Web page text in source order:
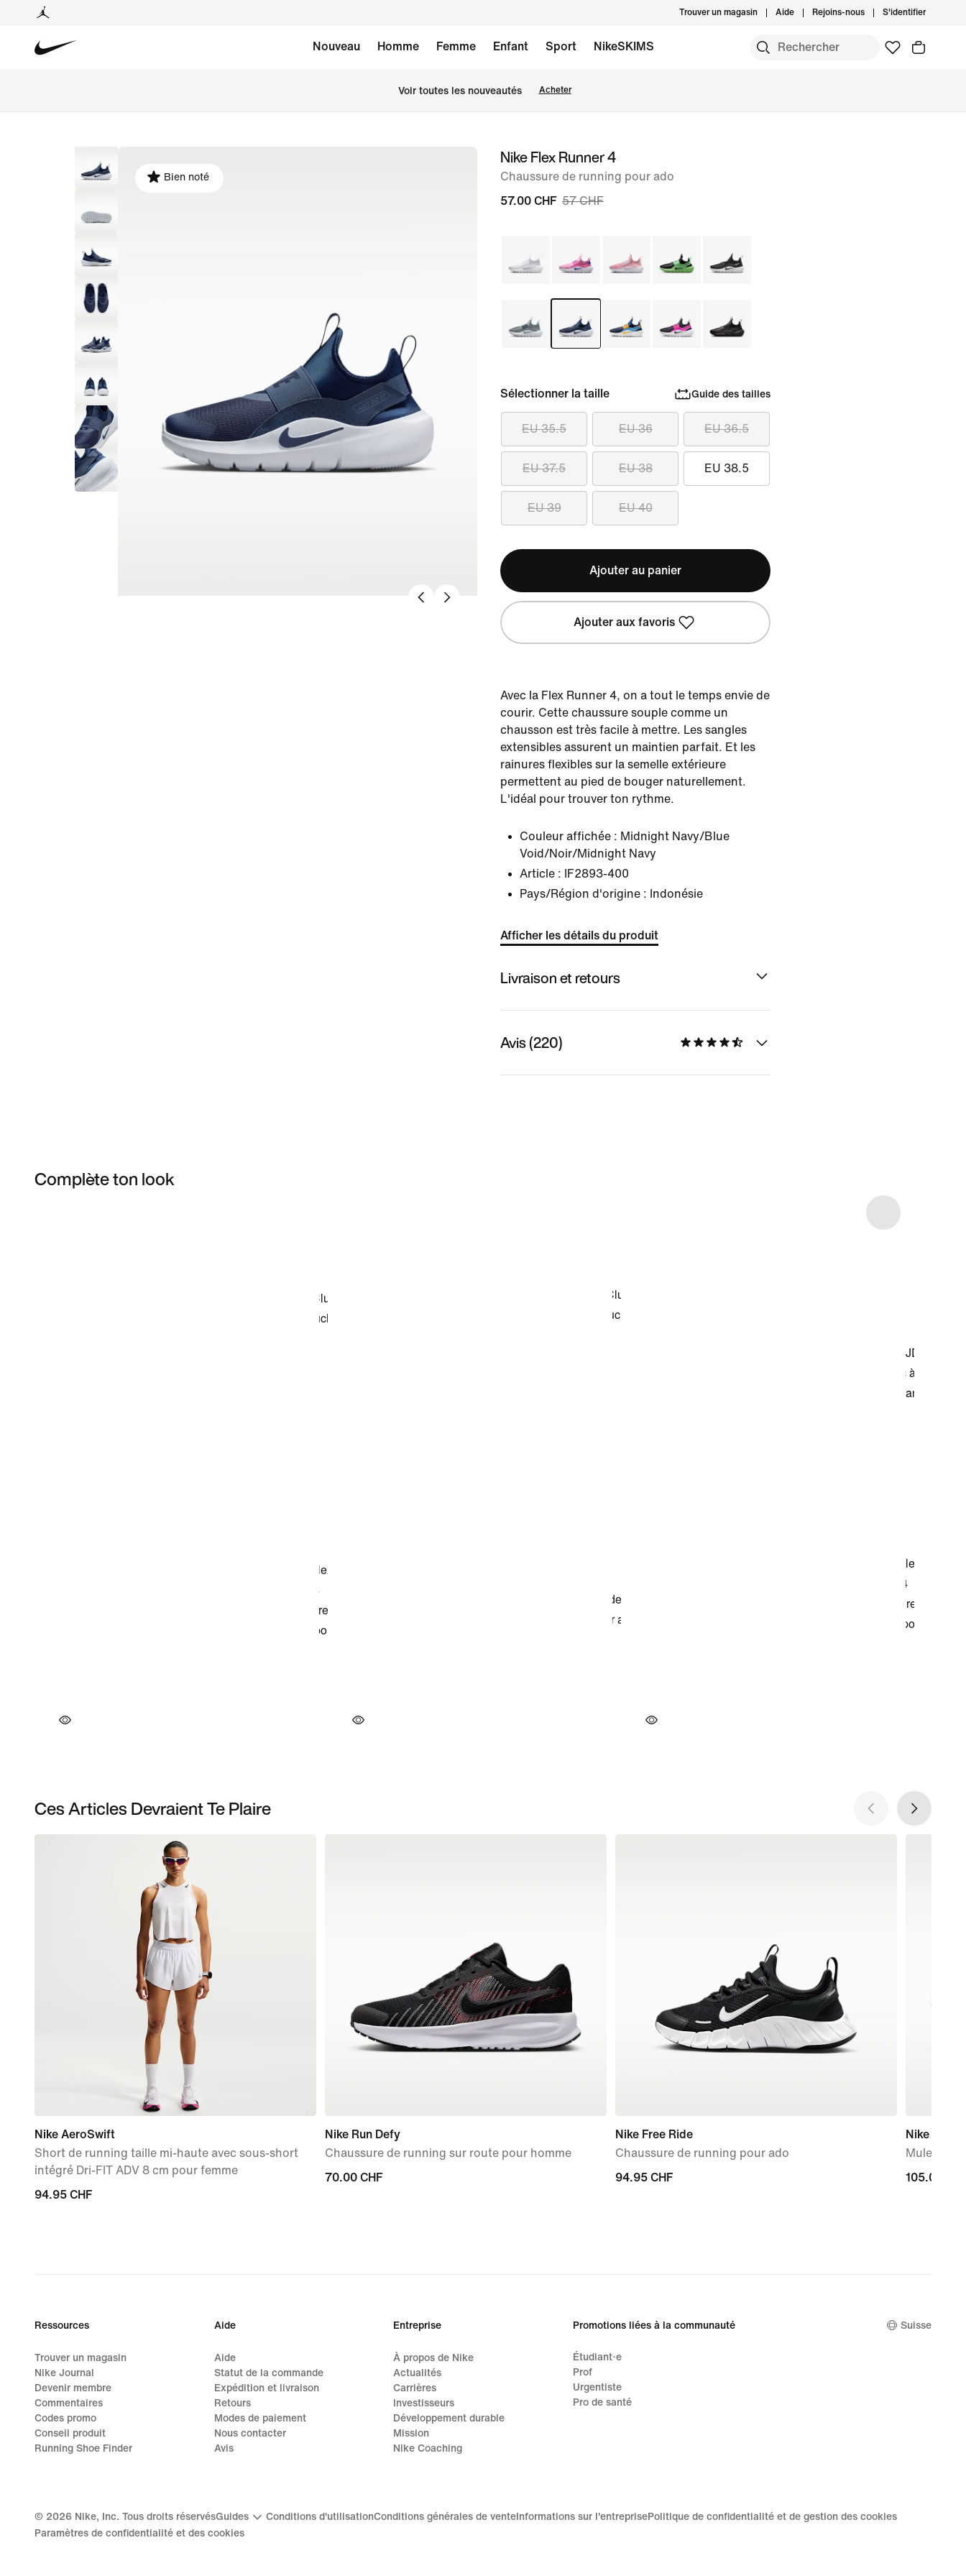
Trouver un magasin Aide Rejoins-nous S'identifier
Nouveau Homme Femme Enfant Sport NikeSKIMS
Voir toutes les nouveautés Acheter
image 1
Bien noté
Nike Flex Runner 4
Chaussure de running pour ado
57.00 CHF 57 CHF
Sélectionner la taille Guide des tailles
EU 35.5 EU 36 EU 36.5
EU 37.5 EU 38 EU 38.5
EU 39 EU 40
Ajouter au panier
Ajouter aux favoris
Avec la Flex Runner 4, on a tout le temps envie de
courir. Cette chaussure souple comme un
chausson est très facile à mettre. Les sangles
extensibles assurent un maintien parfait. Et les
rainures flexibles sur la semelle extérieure
permettent au pied de bouger naturellement.
L'idéal pour trouver ton rythme.
Couleur affichée : Midnight Navy/Blue
Void/Noir/Midnight Navy
Article :
IF2893-400
Pays/Région d'origine : Indonésie
Afficher les détails du produit
Livraison et retours
Avis (220)
Complète ton look
Ces Articles Devraient Te Plaire
Nike AeroSwift
Short de running taille mi-haute avec sous-short
intégré Dri-FIT ADV 8 cm pour femme
94.95 CHF
94.95 CHF
Nike Run Defy
Chaussure de running sur route pour homme
70.00 CHF
70.00 CHF
Nike Free Ride
Chaussure de running pour ado
94.95 CHF
94.95 CHF
Nike Mind
Mules
105.00
105.00
Ressources
Trouver un magasin
Nike Journal
Devenir membre
Commentaires
Codes promo
Conseil produit
Running Shoe Finder
Aide
Aide
Statut de la commande
Expédition et livraison
Retours
Modes de paiement
Nous contacter
Avis
Entreprise
À propos de Nike
Actualités
Carrières
Investisseurs
Développement durable
Mission
Nike Coaching
Promotions liées à la communauté
Étudiant·e
Prof
Urgentiste
Pro de santé
Suisse
© 2026 Nike, Inc. Tous droits réservésGuides Conditions d'utilisationConditions générales de vente Informations sur l'entreprisePolitique de confidentialité et de gestion des cookies
Paramètres de confidentialité et des cookies